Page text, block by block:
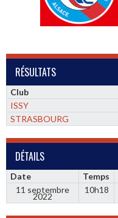
RÉSULTATS
Club
ISSY
STRASBOURG
DÉTAILS
Date Temps
11 septembre
2022
10h18